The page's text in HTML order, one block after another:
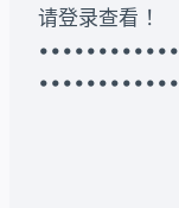
请登录查看 ！